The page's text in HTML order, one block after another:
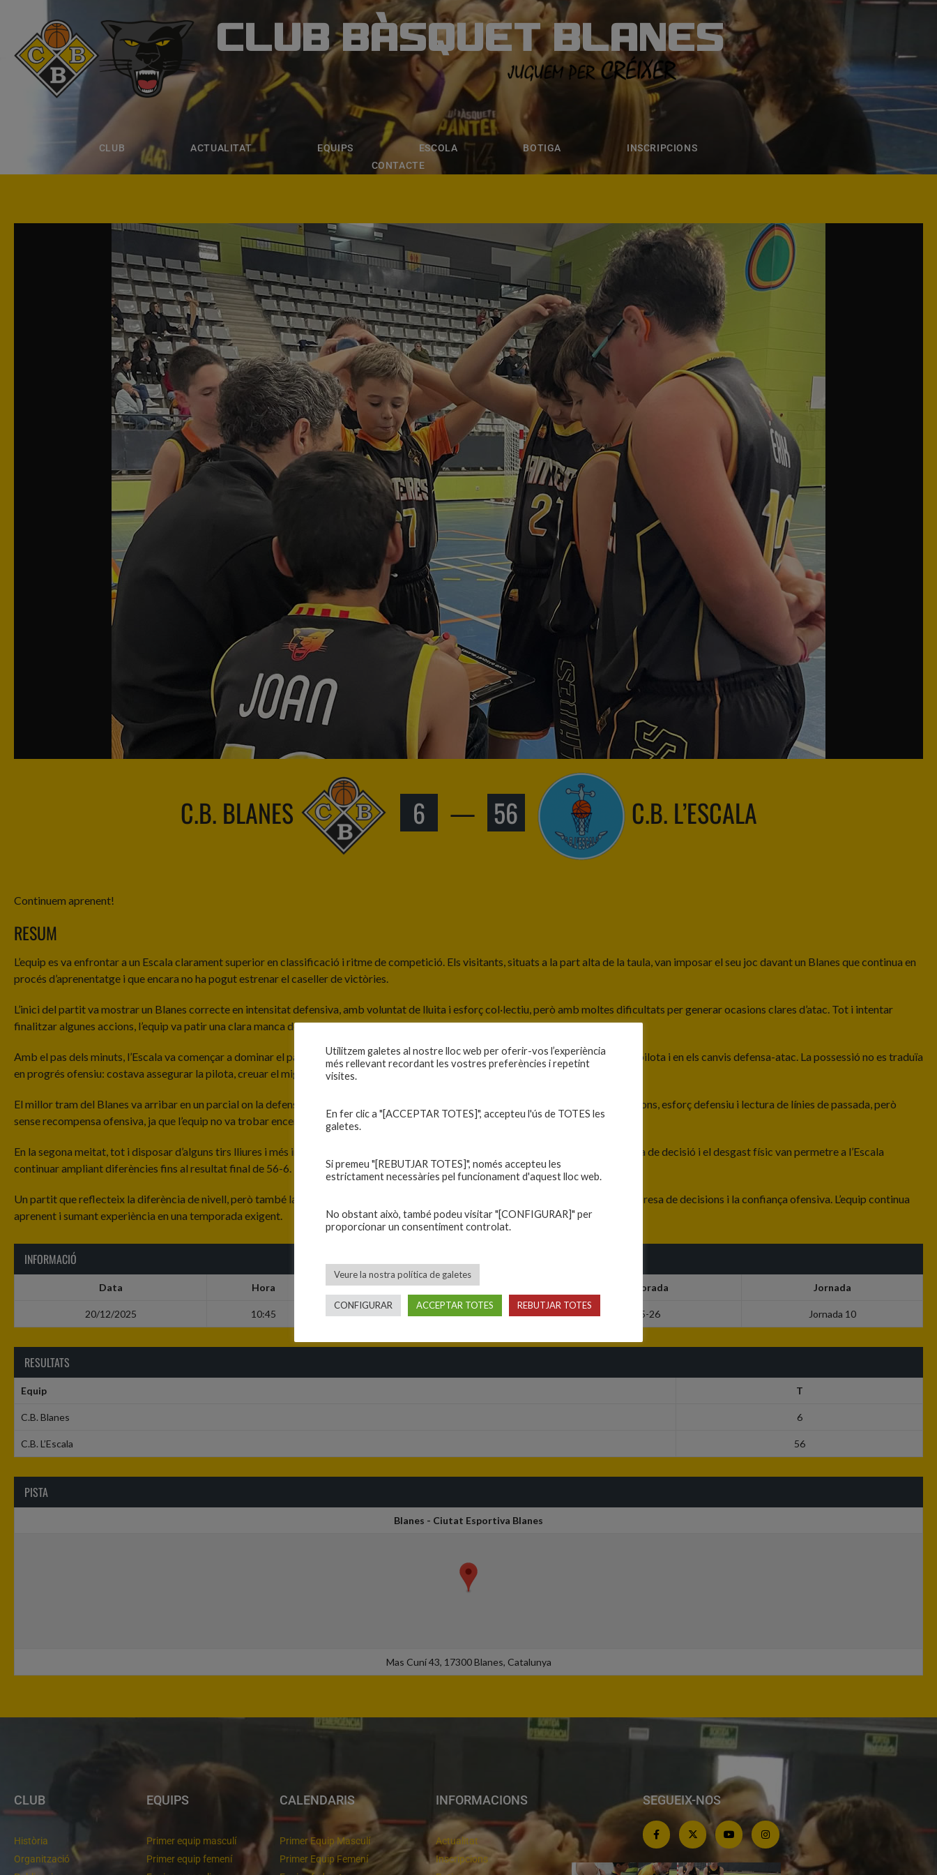
CLUB BÀSQUET BLANES
CLUB ACTUALITAT EQUIPS ESCOLA BOTIGA
INSCRIPCIONS
CONTACTE
CLUB BÀSQUET BLANES
ACTUALITAT ESCOLA BOTIGA INSCRIPCIONS
C.B. BLANES 6 — 56 C.B. L’ESCALA
Continuem aprenent!
RESUM
L’equip es va enfrontar a un Escala clarament superior en classificació i ritme de competició. Els visitants, situats a la part alta de la taula, van imposar el seu joc davant un Blanes que continua en
procés d’aprenentatge i que encara no ha pogut estrenar el caseller de victòries.
L’inici del partit va mostrar un Blanes correcte en intensitat defensiva, amb voluntat de lluita i esforç col·lectiu, però amb moltes dificultats per generar ocasions clares d’atac. Tot i intentar
finalitzar algunes accions, l’equip va patir una clara manca de profunditat ofensiva.
Amb el pas dels minuts, l’Escala va començar a dominar el partit aprofitant les pèrdues de pilota del Blanes, sobretot en la sortida de pilota i en els canvis defensa-atac. La possessió no es traduïa
en progrés ofensiu: costava assegurar la pilota, creuar el mig del camp i donar continuïtat a les jugades.
El millor tram del Blanes va arribar en un parcial on la defensa va funcionar millor, limitant l’Escala a només sis punts. Bones intercepcions, esforç defensiu i lectura de línies de passada, però
sense recompensa ofensiva, ja que l’equip no va trobar encert en el tir ni claredat en la transició.
En la segona meitat, tot i disposar d’alguns tirs lliures i més intents, el Blanes no va aconseguir capgirar la dinàmica. Les errades, la falta de decisió i el desgast físic van permetre a l’Escala
continuar ampliant diferències fins al resultat final de 56-6.
Un partit que reflecteix la diferència de nivell, però també la necessitat de seguir treballant aspectes clau com la sortida de pilota, la presa de decisions i la confiança ofensiva. L’equip continua
aprenent i sumant experiència en una temporada exigent.
INFORMACIÓ
Data Hora Competició Temporada Jornada
20/12/2025 10:45 Mini C masculí 2025-26 Jornada 10
RESULTATS
Equip T
C.B. Blanes 6
C.B. L’Escala 56
PISTA
Blanes - Ciutat Esportiva Blanes
Mas Cuní 43, 17300 Blanes, Catalunya
CLUB
Història
Organització
EQUIPS
Primer equip masculí
Primer equip femení
CALENDARIS
Primer Equip Masculí
Primer Equip Femení
INFORMACIONS
Actualitat
Inscripcions
SEGUEIX-NOS
Utilitzem galetes al nostre lloc web per oferir-vos l’experiència
més rellevant recordant les vostres preferències i repetint
visites.
En fer clic a "[ACCEPTAR TOTES]", accepteu l'ús de TOTES les
galetes.
Si premeu "[REBUTJAR TOTES]", només accepteu les
estrictament necessàries pel funcionament d'aquest lloc web.
No obstant això, també podeu visitar "[CONFIGURAR]" per
proporcionar un consentiment controlat.
Veure la nostra política de galetes
CONFIGURAR ACCEPTAR TOTES REBUTJAR TOTES